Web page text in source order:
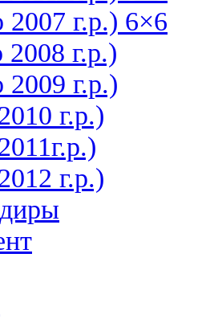
2007 г.р.) 6×6
г.р.)
г.р.)
г.р.)
г.р.)